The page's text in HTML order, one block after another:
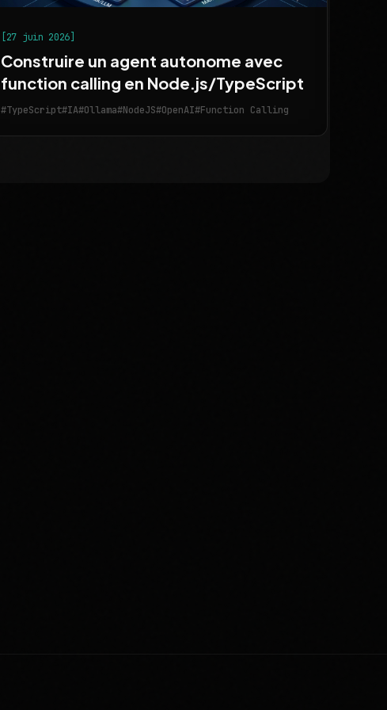
[27 juin 2026]
Construire un agent autonome avec
function calling en Node.js/TypeScript
#TypeScript#IA#Ollama#NodeJS#OpenAI#Function Calling